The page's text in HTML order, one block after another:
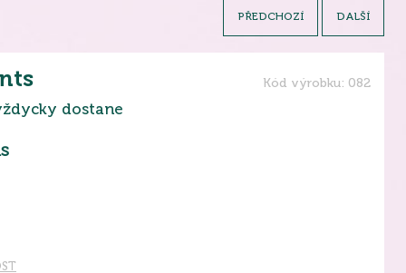
PŘEDCHOZÍ DALŠÍ
Kód výrobku: 082
dostane